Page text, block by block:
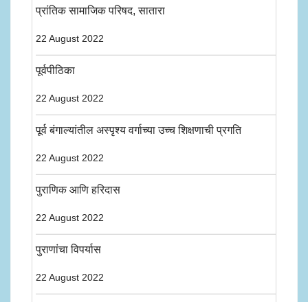
प्रांतिक सामाजिक परिषद, सातारा
22 August 2022
पूर्वपीठिका
22 August 2022
पूर्व बंगाल्यांतील अस्पृश्य वर्गाच्या उच्च शिक्षणाची प्रगति
22 August 2022
पुराणिक आणि हरिदास
22 August 2022
पुराणांचा विपर्यास
22 August 2022